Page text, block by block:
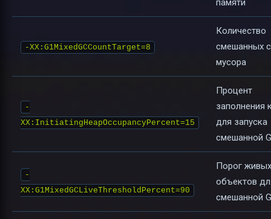
памяти
-XX:G1MixedGCCountTarget=8
Количество
смешанных
мусора
-
XX:InitiatingHeapOccupancyPercent=15
Процент
заполнения
для запуска
смешанной
-
XX:G1MixedGCLiveThresholdPercent=90
Порог живых
объектов
смешанной